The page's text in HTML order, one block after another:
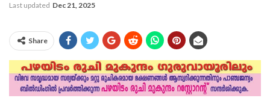
Last updated Dec 21, 2025
Share